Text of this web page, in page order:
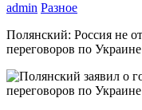
admin Разное
Полянский: Россия не
переговоров по Украине